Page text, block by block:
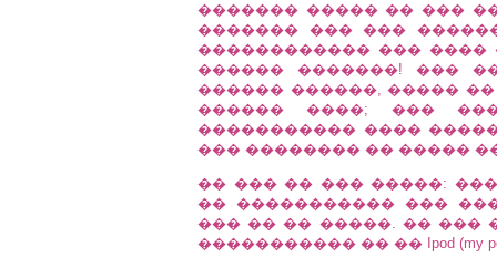
������� ����� �� ���
������� ��� ���
������������ ��� ����
������ �������! ���
������ ������, �����
������ ����; ���
����������� ����
��� �������� �� �����
�� ��� �� ��� �����:
�� ����������� ���
��� �� �� �����. �� ���
����������� �� �� Ipod (my